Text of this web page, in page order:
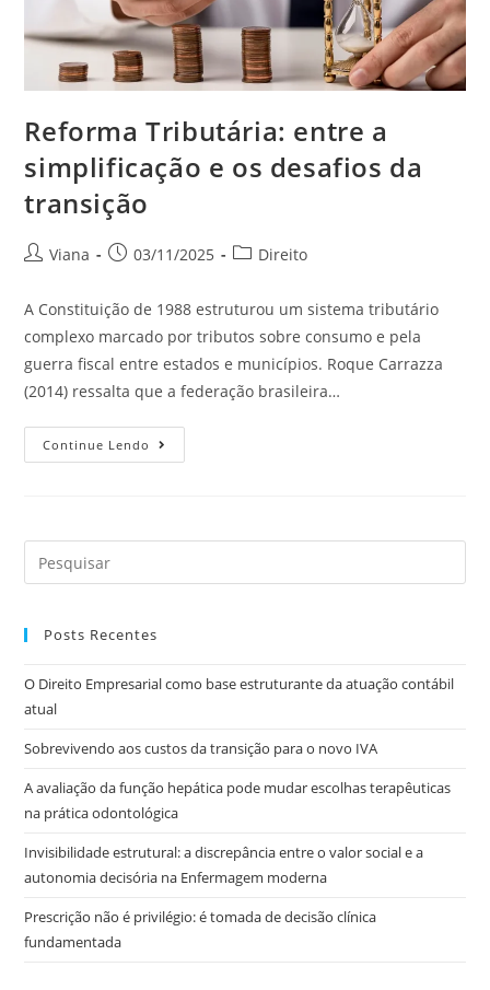
Reforma Tributária: entre a
simplificação e os desafios da
transição
Viana 03/11/2025 Direito
A Constituição de 1988 estruturou um sistema tributário
complexo marcado por tributos sobre consumo e pela
guerra fiscal entre estados e municípios. Roque Carrazza
(2014) ressalta que a federação brasileira…
Continue Lendo
Posts Recentes
O Direito Empresarial como base estruturante da atuação contábil
atual
Sobrevivendo aos custos da transição para o novo IVA
A avaliação da função hepática pode mudar escolhas terapêuticas
na prática odontológica
Invisibilidade estrutural: a discrepância entre o valor social e a
autonomia decisória na Enfermagem moderna
Prescrição não é privilégio: é tomada de decisão clínica
fundamentada